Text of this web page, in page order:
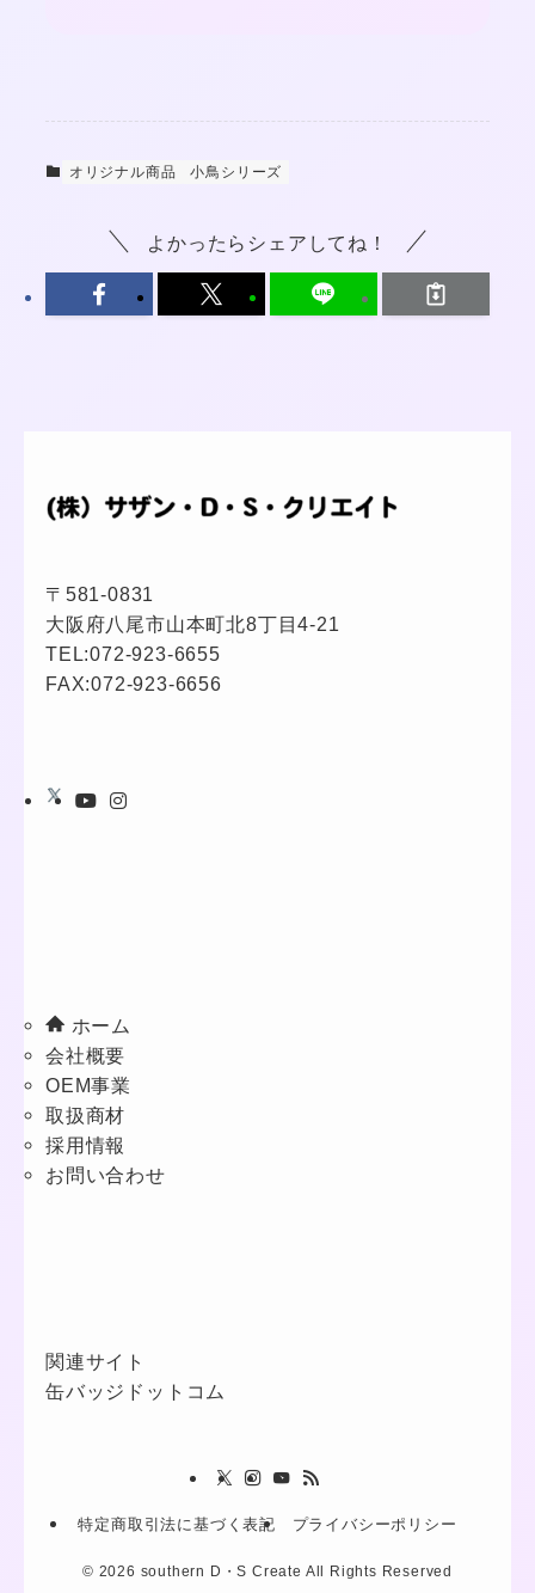
オリジナル商品 小鳥シリーズ
よかったらシェアしてね！
〒581-0831
大阪府八尾市山本町北8丁目4-21
TEL:072-923-6655
FAX:072-923-6656
ホーム
会社概要
OEM事業
取扱商材
採用情報
お問い合わせ
関連サイト
缶バッジドットコム
特定商取引法に基づく表記 プライバシーポリシー
© 2026 southern D・S Create All Rights Reserved